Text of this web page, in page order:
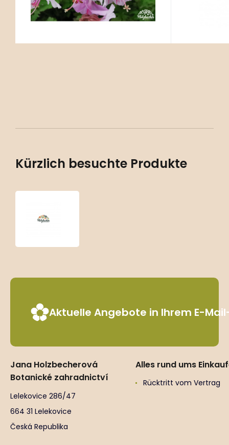
Kürzlich besuchte Produkte
Aktuelle Angebote in Ihrem E-
Jana Holzbecherová
Botanické zahradnictví
Lelekovice 286/47
664 31 Lelekovice
Česká Republika
Alles rund ums
Rücktritt vom Vertrag